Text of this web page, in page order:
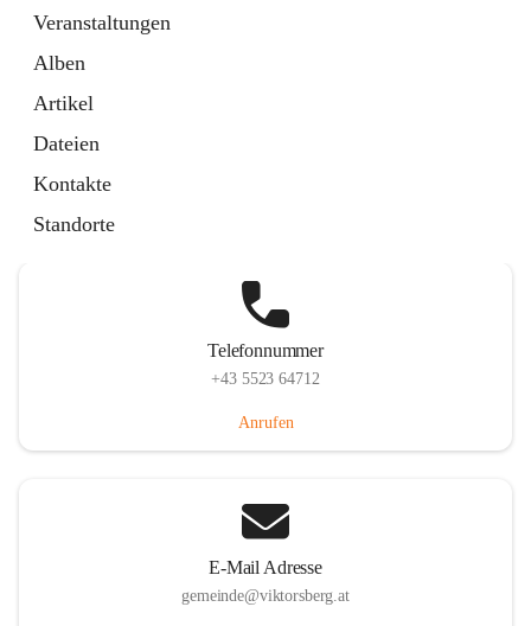
Veranstaltungen
Alben
Artikel
Dateien
Kontakte
Standorte
Telefonnummer
+43 5523 64712
Anrufen
E-Mail Adresse
gemeinde@viktorsberg.at